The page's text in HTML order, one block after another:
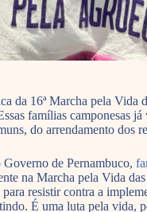
da 16ª Marcha pela
famílias camponesas
do arrendamento dos
de Pernambuco,
na Marcha pela Vida
resistir contra a
É uma luta pela vida,